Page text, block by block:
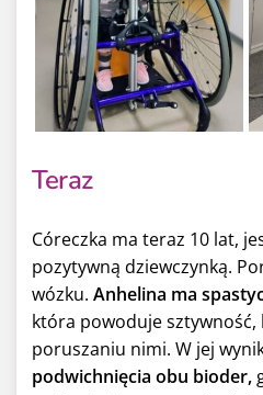
Teraz
Córeczka ma teraz 10 lat,
pozytywną dziewczynką.
wózku. Anhelina ma
która powoduje
poruszaniu nimi. W jej
podwichnięcia obu bioder,